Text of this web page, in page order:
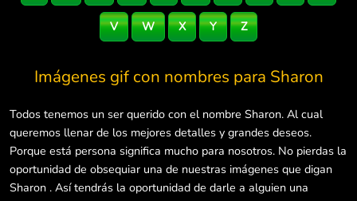
V W X Y Z
Imágenes gif con nombres para Sharon
Todos tenemos un ser querido con el nombre Sharon. Al cual
queremos llenar de los mejores detalles y grandes deseos.
Porque está persona significa mucho para nosotros. No pierdas la
oportunidad de obsequiar una de nuestras imágenes que digan
Sharon . Así tendrás la oportunidad de darle a alguien una